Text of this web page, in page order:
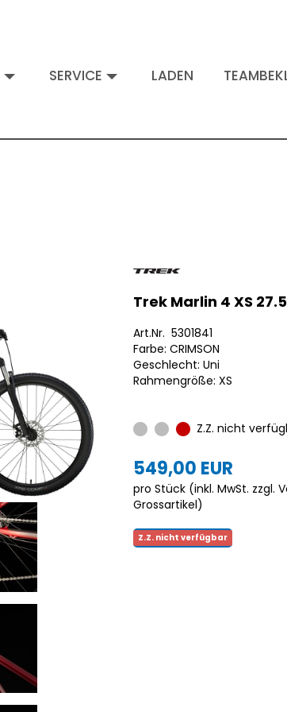
SERVICE LADEN
Trek Marlin 4 XS
Art.Nr. 5301841
Farbe: CRIMSON
Geschlecht: Uni
Rahmengröße: XS
Z.Z. nicht
549,00 EUR
pro Stück (inkl. MwSt. zzgl.
Grossartikel)
Z.Z. nicht verfügbar